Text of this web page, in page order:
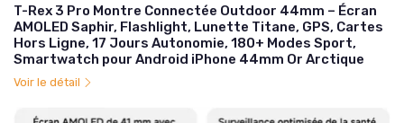
T-Rex 3 Pro Montre Connectée Outdoor 44mm – Écran
AMOLED Saphir, Flashlight, Lunette Titane, GPS, Cartes
Hors Ligne, 17 Jours Autonomie, 180+ Modes Sport,
Smartwatch pour Android iPhone 44mm Or Arctique
Voir le détail